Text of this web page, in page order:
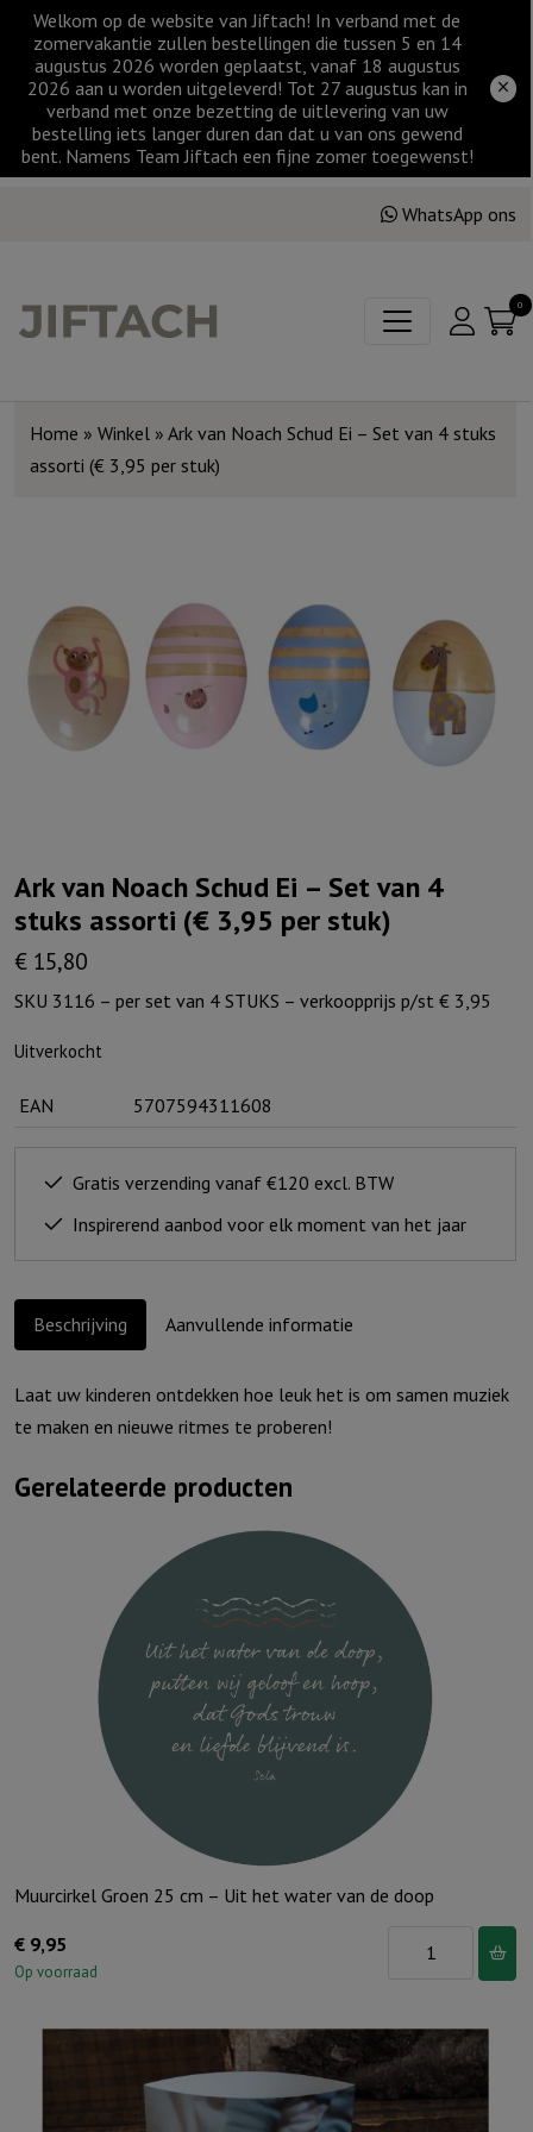
Welkom op de website van Jiftach! In verband met de
zomervakantie zullen bestellingen die tussen 5 en 14
augustus 2026 worden geplaatst, vanaf 18 augustus
2026 aan u worden uitgeleverd! Tot 27 augustus kan in
verband met onze bezetting de uitlevering van uw
bestelling iets langer duren dan dat u van ons gewend
bent. Namens Team Jiftach een fijne zomer toegewenst!
WhatsApp ons
0
Home » Winkel » Ark van Noach Schud Ei – Set van 4 stuks
assorti (€ 3,95 per stuk)
Ark van Noach Schud Ei – Set van 4
stuks assorti (€ 3,95 per stuk)
€ 15,80
SKU 3116 – per set van 4 STUKS – verkoopprijs p/st € 3,95
Uitverkocht
EAN 5707594311608
Gratis verzending vanaf €120 excl. BTW
Inspirerend aanbod voor elk moment van het jaar
Beschrijving Aanvullende informatie
Laat uw kinderen ontdekken hoe leuk het is om samen muziek
te maken en nieuwe ritmes te proberen!
Gerelateerde producten
Muurcirkel Groen 25 cm – Uit het water van de doop
€ 9,95
Op voorraad
Muurcirkel
cm
-
Uit